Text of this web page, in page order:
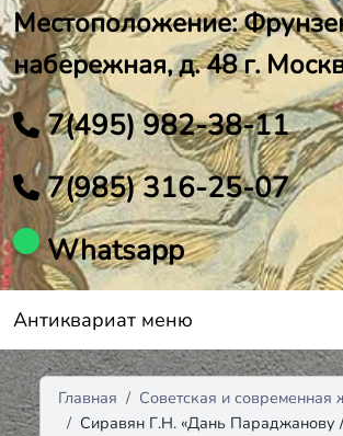
Местоположение:
набережная, д. 48 г.
7(495) 982-38-11
7(985) 316-25-07
Whatsapp
Антиквариат меню
Главная
Советская и современная
Сиравян Г.Н. «Дань Параджанову